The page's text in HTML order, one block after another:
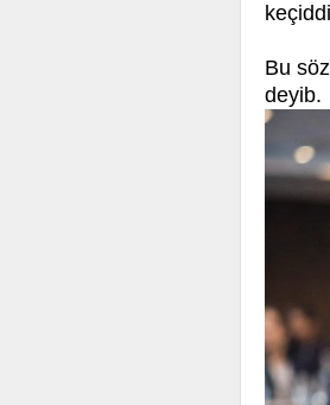
Bu
deyib.